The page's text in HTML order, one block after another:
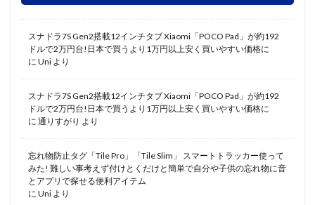
スナドラ7S Gen2搭載12インチタブ Xiaomi「POCO Pad」が約192
ドルで2万円台!日本で買うより1万円以上安く買いやすい価格に
に Uni より
スナドラ7S Gen2搭載12インチタブ Xiaomi「POCO Pad」が約192
ドルで2万円台!日本で買うより1万円以上安く買いやすい価格に
に 通りすがり より
忘れ物防止タグ「Tile Pro」「Tile Slim」 スマートトラッカー使って
みた! 難しい事考えず付けとくだけと簡単で自分や子供の忘れ物に音
とアプリで探せる便利アイテム
に Uni より